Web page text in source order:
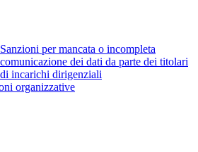
Sanzioni per mancata o incompleta
comunicazione dei dati da parte dei titolari
di incarichi dirigenziali
organizzative